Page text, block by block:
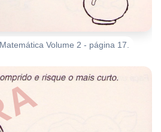
Volume 2 - página 17.